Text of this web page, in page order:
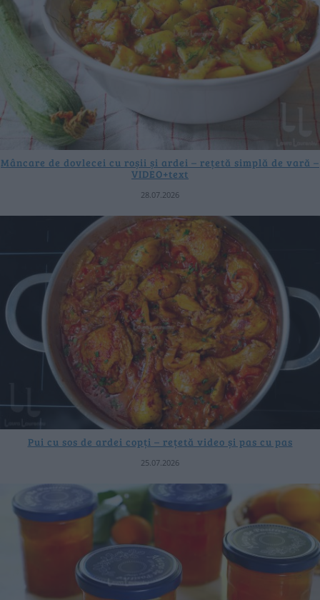
Mâncare de dovlecei cu roșii și ardei – rețetă simplă de vară –
VIDEO+text
28.07.2026
Pui cu sos de ardei copți – rețetă video și pas cu pas
25.07.2026